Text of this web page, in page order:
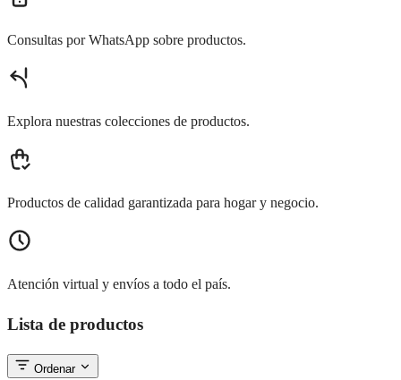
Consultas por WhatsApp sobre productos.
Explora nuestras colecciones de productos.
Productos de calidad garantizada para hogar y negocio.
Atención virtual y envíos a todo el país.
Lista de productos
Ordenar